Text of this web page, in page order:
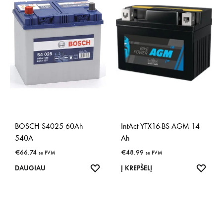
BOSCH S4025 60Ah
540A
€66.74 su PVM
DAUGIAU IŠSAUGOTI
IntAct YTX16-BS AGM 14
Ah
€48.99 su PVM
Į KREPŠELĮ